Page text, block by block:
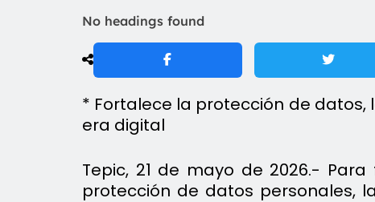
No headings found
* Fortalece la protección de datos,
era digital
Tepic, 21 de mayo de 2026.-
protección de datos personales,